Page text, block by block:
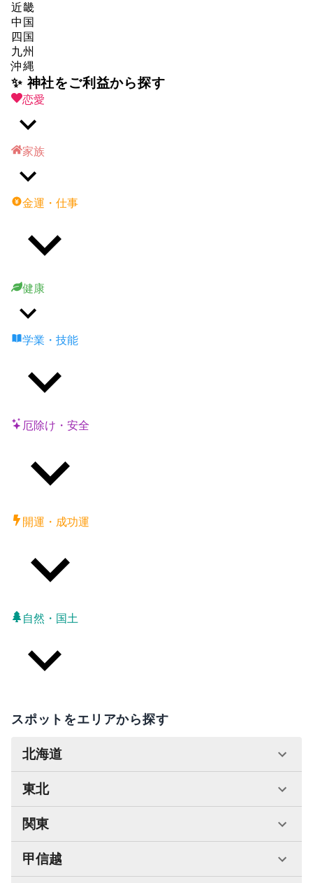
近畿
中国
四国
九州
沖縄
✨ 神社をご利益から探す
恋愛
家族
金運・仕事
健康
学業・技能
厄除け・安全
開運・成功運
自然・国土
スポットをエリアから探す
北海道
東北
関東
甲信越